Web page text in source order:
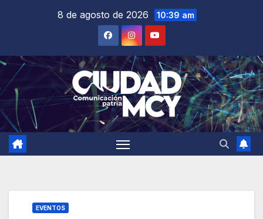
8 de agosto de 2026 10:39 am
EVENTOS